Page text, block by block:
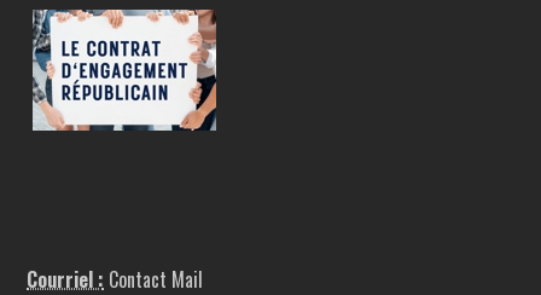
Courriel : Contact Mail